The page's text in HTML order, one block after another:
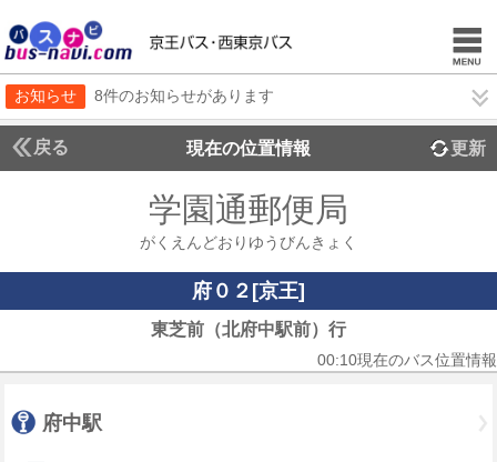
お知らせ 8件のお知らせがあります
戻る 現在の位置情報 更新
学園通郵便局
がくえんどおりゆうびんきょく
府０２[京王]
東芝前（北府中駅前）行
00:10現在のバス位置情報
府中駅